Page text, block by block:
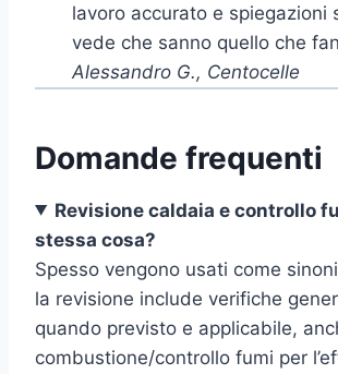
lavoro accurato e spiegazioni
vede che sanno quello che
Alessandro G., Centocelle
Domande frequenti
Revisione caldaia e controllo
stessa cosa?
Spesso vengono usati come
la revisione include verifiche
quando previsto e applicabile,
combustione/controllo fumi per